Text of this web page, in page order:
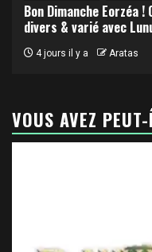
Bon Dimanche Eorzéa
divers & varié avec
4 jours il y a Aratas
VOUS AVEZ